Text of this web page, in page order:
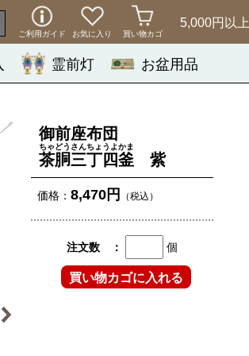
5,000円以上
ご利用ガイド お気に入り 買い物カゴ
霊前灯 お盆用品
御前座布団
茶胴三丁四釜
ちゃどうさんちょうよかま
紫
価格： 8,470円 （税込）
注文数 ： 個